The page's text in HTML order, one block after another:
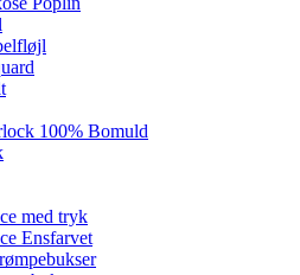
100% Bomuld
med tryk
Ensfarvet